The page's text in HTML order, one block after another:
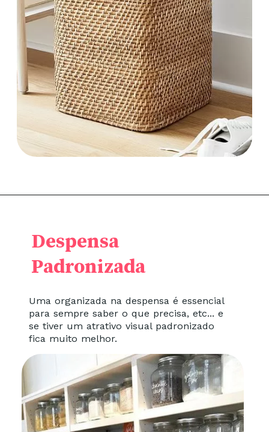
Uma organizada na despensa é essencial
para sempre saber o que precisa, etc... e
se tiver um atrativo visual padronizado
fica muito melhor.
Despensa
Padronizada